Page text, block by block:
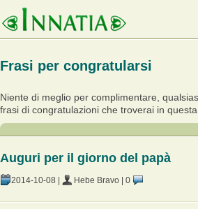
Frasi per congratularsi
Niente di meglio per complimentare,
frasi di congratulazioni che troverai in questa
Auguri per il giorno del papà
2014-10-08 Hebe Bravo 0